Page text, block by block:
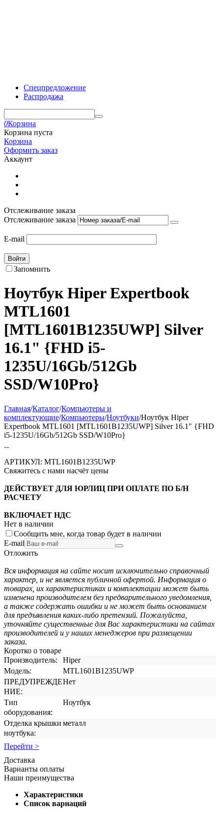
Спецпредложение
Распродажа
0Корзина
Корзина пуста
Корзина
Оформить заказ
Аккаунт
Отслеживание заказа
Отслеживание заказа
E-mail
Войти
Запомнить
Ноутбук Hiper Expertbook
MTL1601
[MTL1601B1235UWP] Silver
16.1" {FHD i5-
1235U/16Gb/512Gb
SSD/W10Pro}
Главная/Каталог/Компьютеры и
комплектующие/Компьютеры/Ноутбуки/Ноутбук Hiper
Expertbook MTL1601 [MTL1601B1235UWP] Silver 16.1" {FHD
i5-1235U/16Gb/512Gb SSD/W10Pro}
АРТИКУЛ: MTL1601B1235UWP
Свяжитесь с нами насчёт цены
ДЕЙСТВУЕТ ДЛЯ ЮРЛИЦ ПРИ ОПЛАТЕ ПО Б/Н
РАСЧЕТУ
ВКЛЮЧАЕТ НДС
Нет в наличии
Сообщить мне, когда товар будет в наличии
E-mail
Отложить
Вся информация на сайте носит исключительно справочный
характер, и не является публичной офертой. Информация о
товарах, их характеристиках и комплектации может быть
изменена производителем без предварительного уведомления,
а также содержать ошибки и не может быть основанием
для предъявления каких-либо претензий. Пожалуйста,
уточняйте существенные для Вас характеристики на сайтах
производителей и у наших менеджеров при размещении
заказа.
Коротко о товаре
Производитель:
Hiper
Модель:
MTL1601B1235UWP
ПРЕДУПРЕЖДЕ
НИЕ:
Нет
Тип
оборудования:
Ноутбук
Отделка крышки
ноутбука:
металл
Перейти >
Доставка
Варианты оплаты
Наши преимущества
Характеристики
Список вариаций